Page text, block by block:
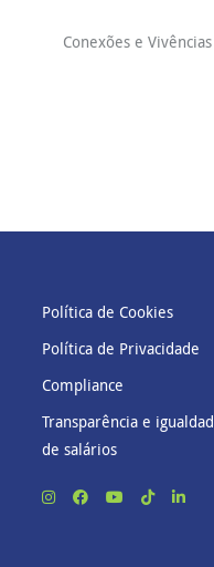
Conexões e
Política de Cookies
Política de Privacidade
Compliance
Transparência e
de salários